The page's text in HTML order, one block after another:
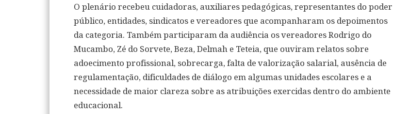
O plenário recebeu cuidadoras, auxiliares pedagógicas, representantes do poder
público, entidades, sindicatos e vereadores que acompanharam os depoimentos
da categoria. Também participaram da audiência os vereadores Rodrigo do
Mucambo, Zé do Sorvete, Beza, Delmah e Teteia, que ouviram relatos sobre
adoecimento profissional, sobrecarga, falta de valorização salarial, ausência de
regulamentação, dificuldades de diálogo em algumas unidades escolares e a
necessidade de maior clareza sobre as atribuições exercidas dentro do ambiente
educacional.